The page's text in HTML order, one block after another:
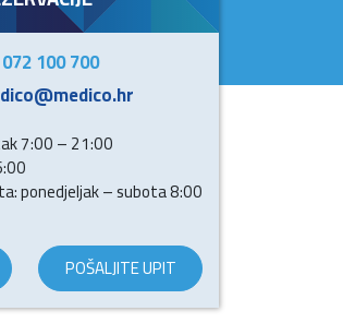
072 100 700
7:00 – 21:00
ponedjeljak – subota 8:00
POŠALJITE UPIT